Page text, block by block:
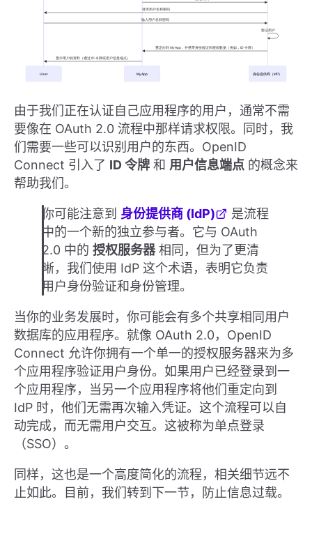
由于我们正在认证自己应用程序的用户，通常不需
要像在 OAuth 2.0 流程中那样请求权限。同时，我
们需要一些可以识别用户的东西。OpenID
Connect 引入了 ID 令牌 和 用户信息端点 的概念来
帮助我们。
你可能注意到 身份提供商 (IdP)
是流程
中的一个新的独立参与者。它与 OAuth
2.0 中的 授权服务器相同，但为了更清
晰，我们使用 IdP 这个术语，表明它负责
用户身份验证和身份管理。
当你的业务发展时，你可能会有多个共享相同用户
数据库的应用程序。就像 OAuth 2.0，OpenID
Connect 允许你拥有一个单一的授权服务器来为多
个应用程序验证用户身份。如果用户已经登录到一
个应用程序，当另一个应用程序将他们重定向到
IdP 时，他们无需再次输入凭证。这个流程可以自
动完成，而无需用户交互。这被称为单点登录
（SSO）。
同样，这也是一个高度简化的流程，相关细节远不
止如此。目前，我们转到下一节，防止信息过载。